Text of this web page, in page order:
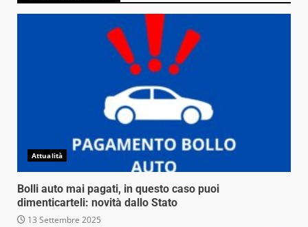
Attualità
Bolli auto mai pagati, in questo caso puoi
dimenticarteli: novità dallo Stato
13 Settembre 2025